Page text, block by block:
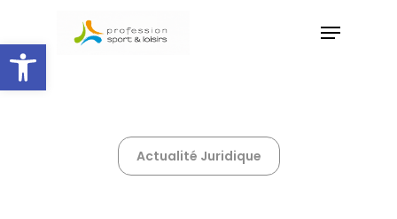
Ouvrir la barre d’outils
main
content
Menu
Actualité Juridique